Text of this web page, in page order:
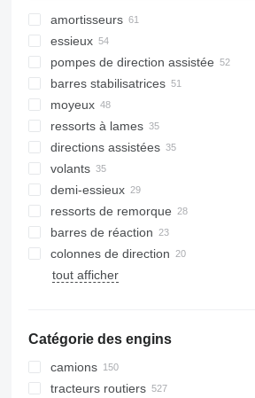
amortisseurs
essieux
pompes de direction assistée
barres stabilisatrices
moyeux
ressorts à lames
directions assistées
volants
demi-essieux
ressorts de remorque
barres de réaction
colonnes de direction
tout afficher
Catégorie des engins
camions
tracteurs routiers